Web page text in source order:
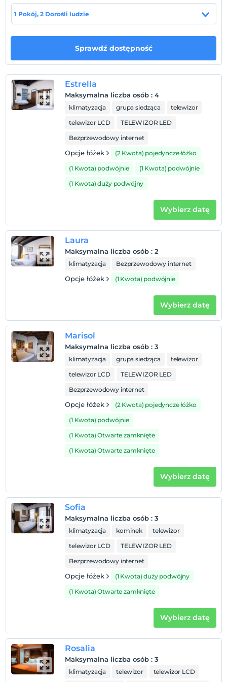
Lokalizacja
Alaçatı'da konumlanmaktadır.
Pokaż na mapie
Zasady hotelu
Wymeldować się
Zwierzęta niedozwolone
Dzieci)
Niemowlęta do wieku do 2 są bezpłatne.
1 dzieci w wieku poniżej 6 jest/jest bezpłatne za pokój
1 Pokój, 2 Dorośli ludzie
Sprawdź dostępność
Estrella
Maksymalna liczba osób : 4
klimatyzacja grupa siedząca
telewizor
telewizor LCD
TELEWIZOR LED
Bezprzewodowy internet
Opcje łóżek
(2 Kwota) pojedyncze łóżko
(1 Kwota) podwójnie
(1 Kwota) podwójnie
(1 Kwota) duży podwójny
Wybierz datę
Laura
Maksymalna liczba osób : 2
klimatyzacja Bezprzewodowy internet
Opcje łóżek (1 Kwota) podwójnie
Wybierz datę
Marisol
Maksymalna liczba osób : 3
klimatyzacja grupa siedząca
telewizor
telewizor LCD
TELEWIZOR LED
Bezprzewodowy internet
Opcje łóżek
(2 Kwota) pojedyncze łóżko
(1 Kwota) podwójnie
(1 Kwota) Otwarte zamknięte
(1 Kwota) Otwarte zamknięte
Wybierz datę
Sofia
Maksymalna liczba osób : 3
klimatyzacja kominek
telewizor
telewizor LCD
TELEWIZOR LED
Bezprzewodowy internet
Opcje łóżek
(1 Kwota) duży podwójny
(1 Kwota) Otwarte zamknięte
Wybierz datę
Rosalia
Maksymalna liczba osób : 3
klimatyzacja telewizor telewizor LCD